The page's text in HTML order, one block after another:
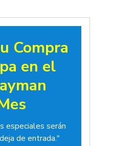
Compra
en el
especiales serán
de entrada."